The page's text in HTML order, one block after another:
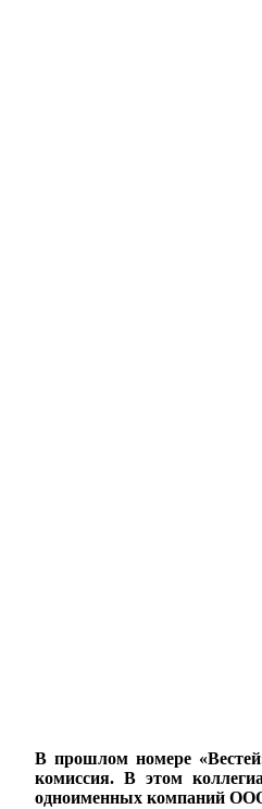
В прошлом номере
комиссия. В этом
одноименных компаний